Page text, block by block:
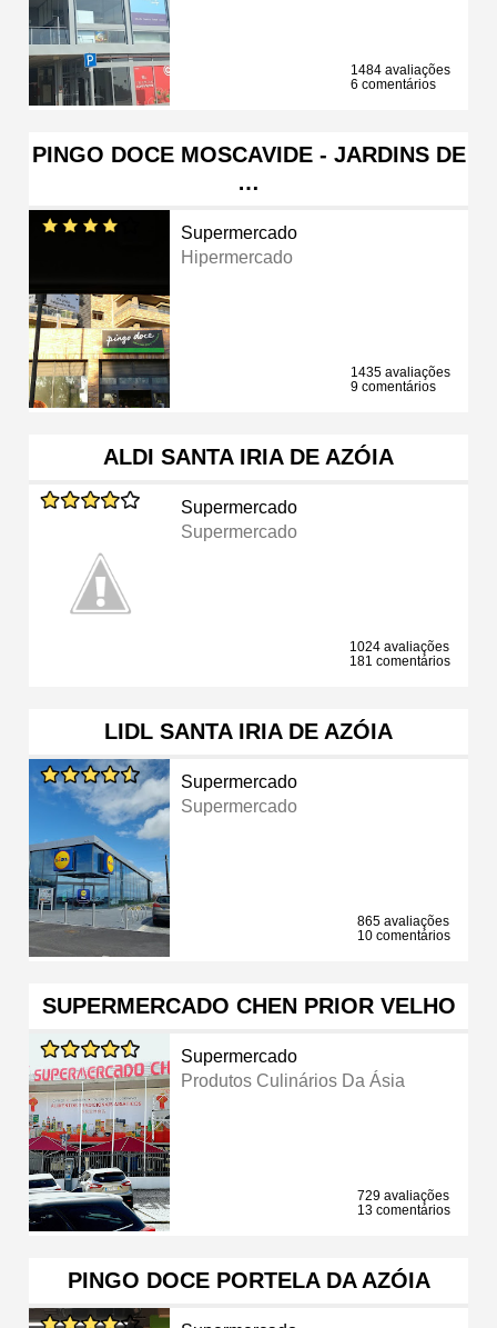
1484 avaliações
6 comentários
PINGO DOCE MOSCAVIDE - JARDINS DE
…
Supermercado
Hipermercado
1435 avaliações
9 comentários
ALDI SANTA IRIA DE AZÓIA
Supermercado
Supermercado
1024 avaliações
181 comentários
LIDL SANTA IRIA DE AZÓIA
Supermercado
Supermercado
865 avaliações
10 comentários
SUPERMERCADO CHEN PRIOR VELHO
Supermercado
Produtos Culinários Da Ásia
729 avaliações
13 comentários
PINGO DOCE PORTELA DA AZÓIA